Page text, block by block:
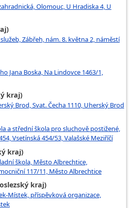
Olomouc, U Hradiska 4, U
Zábřeh, nám. 8. května 2, náměstí
Jana Boska, Na Lindovce 1463/1,
kraj)
Brod, Svat. Čecha 1110, Uherský Brod
a střední škola pro sluchově postižené,
Vsetínská 454/53, Valašské Meziříčí
kraj)
škola, Město Albrechtice,
117/11, Město Albrechtice
kraj)
Místek, příspěvková organizace,